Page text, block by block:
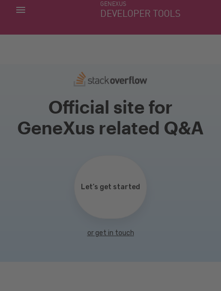
GENEXUS
DEVELOPER TOOLS
MIS APLICACIONES
Official site for
GeneXus related Q&A
Let’s get started
or get in touch